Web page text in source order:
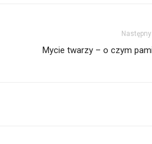
Mycie twarzy – o czym